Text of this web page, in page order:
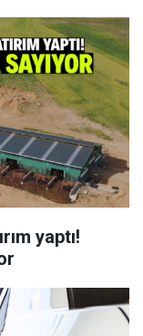
yaptı!